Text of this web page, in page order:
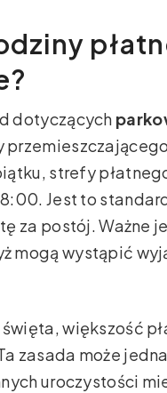
dotyczących
strefy
Jest to
za postój. Ważne
mogą wystąpić
większość
zasada może
uroczystości